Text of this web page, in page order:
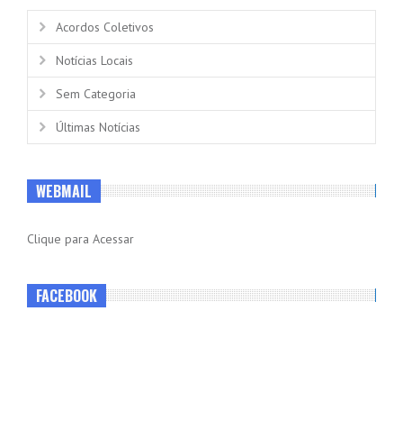
Acordos Coletivos
Notícias Locais
Sem Categoria
Últimas Notícias
WEBMAIL
Clique para Acessar
FACEBOOK